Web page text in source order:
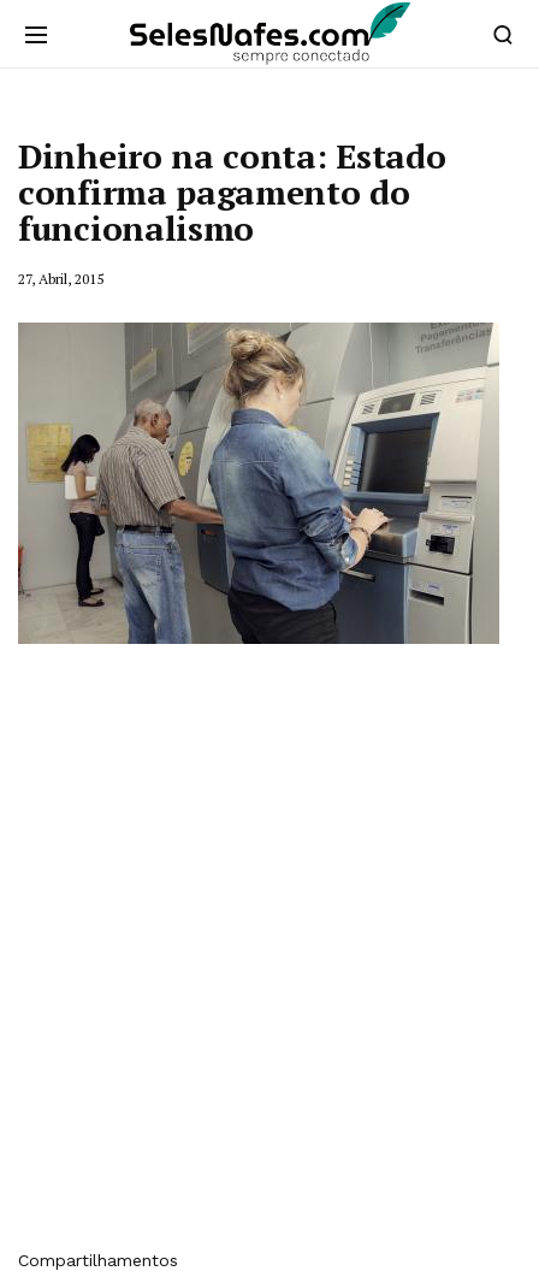
Dinheiro na conta: Estado
confirma pagamento do
funcionalismo
27, Abril, 2015
Compartilhamentos